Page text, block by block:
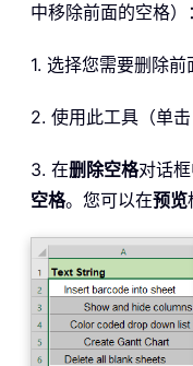
中移除前面的空格）：
1. 选择您需要删除前
2. 使用此工具（单击
3. 在删除空格对话
空格。您可以在预览